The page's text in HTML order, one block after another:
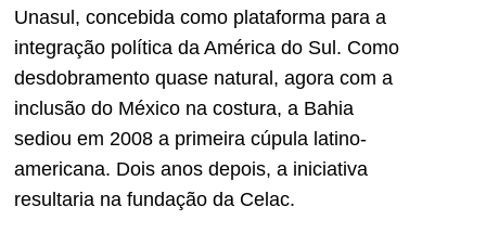
Unasul, concebida como plataforma para a
integração política da América do Sul. Como
desdobramento quase natural, agora com a
inclusão do México na costura, a Bahia
sediou em 2008 a primeira cúpula latino-
americana. Dois anos depois, a iniciativa
resultaria na fundação da Celac.